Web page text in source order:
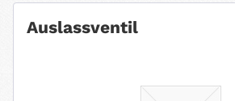
4. MOTORTYP
Auslassventil